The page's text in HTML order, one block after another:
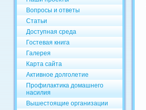
Вопросы и ответы
Статьи
Доступная среда
Гостевая книга
Галерея
Карта сайта
Активное долголетие
Профилактика домашнего
насилия
Вышестоящие организации